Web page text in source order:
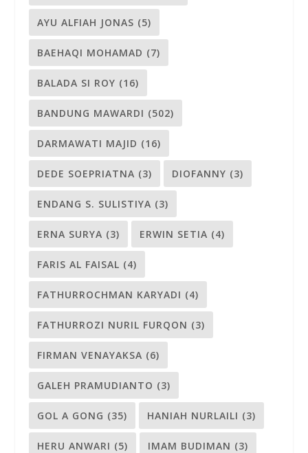
AYU ALFIAH JONAS (5)
BAEHAQI MOHAMAD (7)
BALADA SI ROY (16)
BANDUNG MAWARDI (502)
DARMAWATI MAJID (16)
DEDE SOEPRIATNA (3) DIOFANNY (3)
ENDANG S. SULISTIYA (3)
ERNA SURYA (3) ERWIN SETIA (4)
FARIS AL FAISAL (4)
FATHURROCHMAN KARYADI (4)
FATHURROZI NURIL FURQON (3)
FIRMAN VENAYAKSA (6)
GALEH PRAMUDIANTO (3)
GOL A GONG (35) HANIAH NURLAILI (3)
HERU ANWARI (5) IMAM BUDIMAN (3)